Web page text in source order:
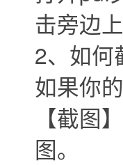
击旁边
2、如何
如果你
【截图
图。